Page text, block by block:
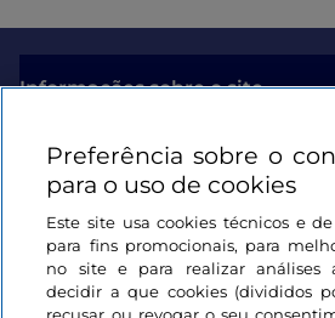
Informações sobre o site
Ligações úteis
Iniciar sessão
Mantenha-se em contacto
Preferência sobre o
para o uso de cookies
Este site usa cookies técnicos e
para fins promocionais, para
no site e para realizar análises
decidir a que cookies (divididos